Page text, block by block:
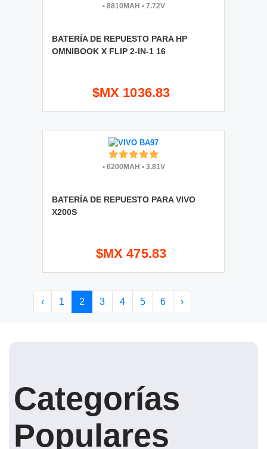
•8810MAH •7.72V
BATERÍA DE REPUESTO PARA HP
OMNIBOOK X FLIP 2-IN-1 16
$MX 1036.83
•6200MAH •3.81V
BATERÍA DE REPUESTO PARA VIVO
X200S
$MX 475.83
‹ 1 2 3 4 5 6 ›
Categorías
Populares